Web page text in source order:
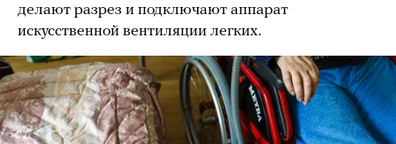
делают разрез и подключают аппарат
искусственной вентиляции легких.